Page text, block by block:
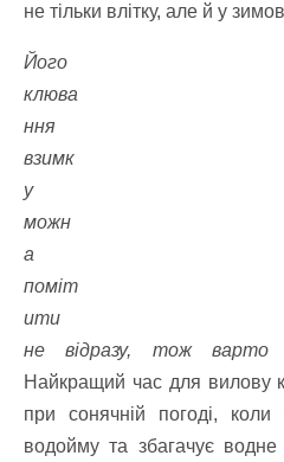
не тільки влітку, але й у
Його
клюва
ння
взимк
у
можн
а
поміт
ити
не відразу, тож варто
Найкращий час для вилову
при сонячній погоді,
водойму та збагачує